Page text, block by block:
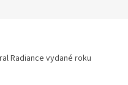
Radiance vydané roku